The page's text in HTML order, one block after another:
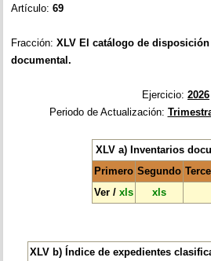
Artículo:69
Fracción:XLV El catálogo de
documental.
Ejercicio: 2026
Periodo de Actualización:
XLV a) Inventarios
Primero Segundo
Ver / xls xls
XLV b) Índice de expedientes